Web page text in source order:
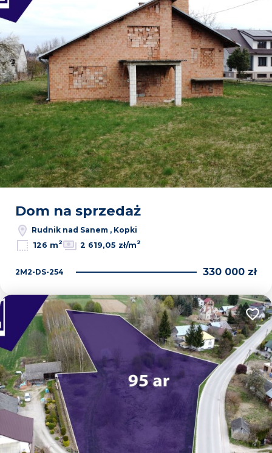
Dom na sprzedaż
Rudnik nad Sanem , Kopki
126 m2 2 619,05 zł/m2
2M2-DS-254 330 000 zł